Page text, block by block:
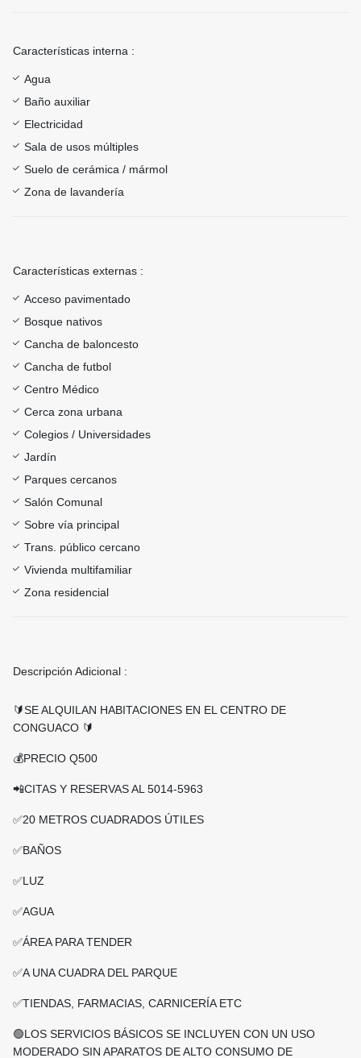
Características interna :
Agua
Baño auxiliar
Electricidad
Sala de usos múltiples
Suelo de cerámica / mármol
Zona de lavandería
Características externas :
Acceso pavimentado
Bosque nativos
Cancha de baloncesto
Cancha de futbol
Centro Médico
Cerca zona urbana
Colegios / Universidades
Jardín
Parques cercanos
Salón Comunal
Sobre vía principal
Trans. público cercano
Vivienda multifamiliar
Zona residencial
Descripción Adicional :
🔰SE ALQUILAN HABITACIONES EN EL CENTRO DE
CONGUACO 🔰
💰PRECIO Q500
📲CITAS Y RESERVAS AL 5014-5963
✅️20 METROS CUADRADOS ÚTILES
✅️BAÑOS
✅️LUZ
✅️AGUA
✅️ÁREA PARA TENDER
✅️A UNA CUADRA DEL PARQUE
✅️TIENDAS, FARMACIAS, CARNICERÍA ETC
🟢LOS SERVICIOS BÁSICOS SE INCLUYEN CON UN USO
MODERADO SIN APARATOS DE ALTO CONSUMO DE